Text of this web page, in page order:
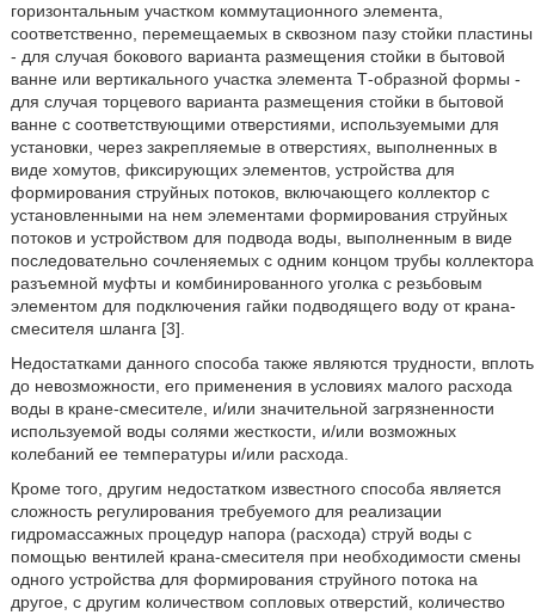
горизонтальным участком коммутационного элемента,
соответственно, перемещаемых в сквозном пазу стойки пластины
- для случая бокового варианта размещения стойки в бытовой
ванне или вертикального участка элемента Т-образной формы -
для случая торцевого варианта размещения стойки в бытовой
ванне с соответствующими отверстиями, используемыми для
установки, через закрепляемые в отверстиях, выполненных в
виде хомутов, фиксирующих элементов, устройства для
формирования струйных потоков, включающего коллектор с
установленными на нем элементами формирования струйных
потоков и устройством для подвода воды, выполненным в виде
последовательно сочленяемых с одним концом трубы коллектора
разъемной муфты и комбинированного уголка с резьбовым
элементом для подключения гайки подводящего воду от крана-
смесителя шланга [3].
Недостатками данного способа также являются трудности, вплоть
до невозможности, его применения в условиях малого расхода
воды в кране-смесителе, и/или значительной загрязненности
используемой воды солями жесткости, и/или возможных
колебаний ее температуры и/или расхода.
Кроме того, другим недостатком известного способа является
сложность регулирования требуемого для реализации
гидромассажных процедур напора (расхода) струй воды с
помощью вентилей крана-смесителя при необходимости смены
одного устройства для формирования струйного потока на
другое, с другим количеством сопловых отверстий, количество